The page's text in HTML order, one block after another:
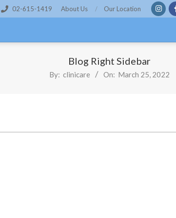
02-615-1419 About Us Our Location
Blog Right Sidebar
By: clinicare On: March 25, 2022